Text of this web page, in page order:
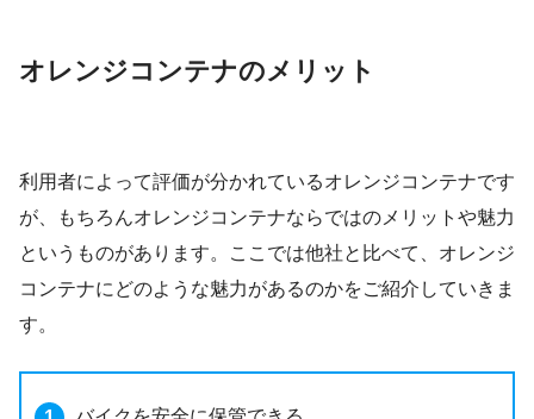
オレンジコンテナのメリット
利用者によって評価が分かれているオレンジコンテナです
が、もちろんオレンジコンテナならではのメリットや魅力
というものがあります。ここでは他社と比べて、オレンジ
コンテナにどのような魅力があるのかをご紹介していきま
す。